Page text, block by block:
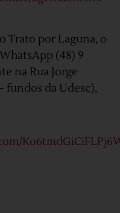
Trato por Laguna, o
(48) 9
na Rua Jorge
fundos da Udesc),